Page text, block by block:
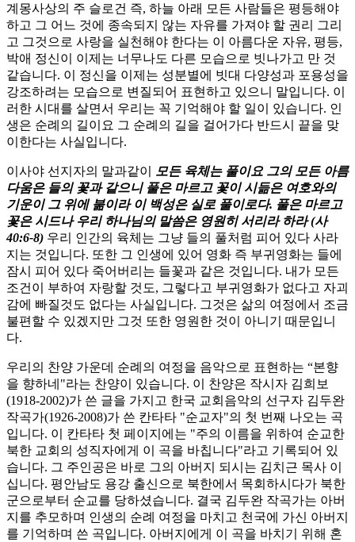
계몽사상의 주 슬로건 즉, 하늘 아래 모든 사람들은 평등해야
하고 그 어느 것에 종속되지 않는 자유를 가져야 할 권리 그리
고 그것으로 사랑을 실천해야 한다는 이 아름다운 자유, 평등,
박애 정신이 이제는 너무나도 다른 모습으로 빗나가고 만 것
같습니다. 이 정신을 이제는 성분별에 빗대 다양성과 포용성을
강조하려는 모습으로 변질되어 표현하고 있으니 말입니다. 이
러한 시대를 살면서 우리는 꼭 기억해야 할 일이 있습니다. 인
생은 순례의 길이요 그 순례의 길을 걸어가다 반드시 끝을 맞
이한다는 사실입니다.
이사야 선지자의 말과같이
모든 육체는 풀이요 그의 모든 아름
다움은 들의 꽃과 같으니 풀은 마르고 꽃이 시듦은 여호와의
기운이 그 위에 붊이라 이 백성은 실로 풀이로다. 풀은 마르고
꽃은 시드나 우리 하나님의 말씀은 영원히 서리라 하라 (사
40:6-8) 우리 인간의 육체는 그냥 들의 풀처럼 피어 있다 사라
지는 것입니다. 또한 그 인생에 있어 영화 즉 부귀영화는 들에
잠시 피어 있다 죽어버리는 들꽃과 같은 것입니다. 내가 모든
조건이 부하여 자랑할 것도, 그렇다고 부귀영화가 없다고 자괴
감에 빠질것도 없다는 사실입니다. 그것은 삶의 여정에서 조금
불편할 수 있겠지만 그것 또한 영원한 것이 아니기 때문입니
다.
우리의 찬양 가운데 순례의 여정을 음악으로 표현하는 “본향
을 향하네"라는 찬양이 있습니다. 이 찬양은 작시자 김희보
(1918-2002)가 쓴 글을 가지고 한국 교회음악의 선구자 김두완
작곡가(1926-2008)가 쓴 칸타타 "순교자"의 첫 번째 나오는 곡
입니다. 이 칸타타 첫 페이지에는 "주의 이름을 위하여 순교한
북한 교회의 성직자에게 이 곡을 바칩니다"라고 기록되어 있
습니다. 그 주인공은 바로 그의 아버지 되시는 김치근 목사 이
십니다. 평안남도 용강 출신으로 북한에서 목회하시다가 북한
군으로부터 순교를 당하셨습니다. 결국 김두완 작곡가는 아버
지를 추모하며 인생의 순례 여정을 마치고 천국에 가신 아버지
를 기억하며 쓴 곡입니다. 아버지에게 이 곡을 바치기 위해 혼